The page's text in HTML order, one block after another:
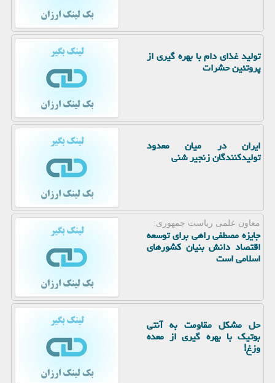
تولید غذای دام با بهره گیری از
پروتئین حشرات
ایران در میان معدود
تولیدکنندگان زنجیر شنی
معاون علمی ریاست جمهوری:
جایزه مصطفی راهی برای توسعه
اقتصاد دانش بنیان کشورهای
اسلامی است
حل مشکل مقاومت به آنتی
بوتیک با بهره گیری از معده
وزغ!